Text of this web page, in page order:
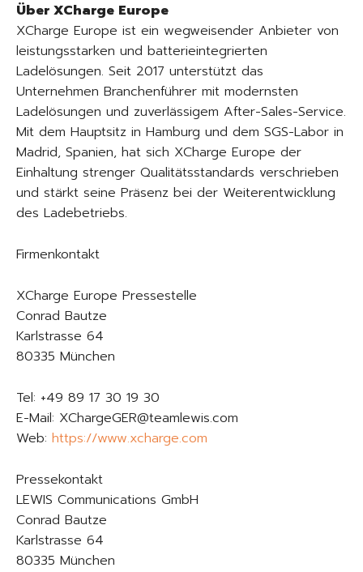
Über XCharge Europe
XCharge Europe ist ein wegweisender Anbieter von
leistungsstarken und batterieintegrierten
Ladelösungen. Seit 2017 unterstützt das
Unternehmen Branchenführer mit modernsten
Ladelösungen und zuverlässigem After-Sales-Service.
Mit dem Hauptsitz in Hamburg und dem SGS-Labor in
Madrid, Spanien, hat sich XCharge Europe der
Einhaltung strenger Qualitätsstandards verschrieben
und stärkt seine Präsenz bei der Weiterentwicklung
des Ladebetriebs.
Firmenkontakt
XCharge Europe Pressestelle
Conrad Bautze
Karlstrasse 64
80335 München
Tel: +49 89 17 30 19 30
E-Mail: XChargeGER@teamlewis.com
Web: https://www.xcharge.com
Pressekontakt
LEWIS Communications GmbH
Conrad Bautze
Karlstrasse 64
80335 München